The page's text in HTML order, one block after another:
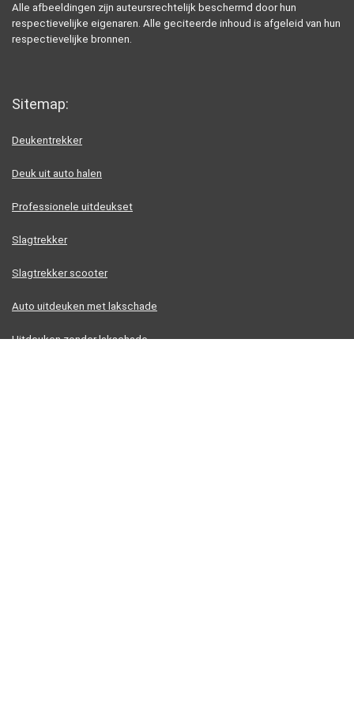
Alle afbeeldingen zijn auteursrechtelijk beschermd door hun
respectievelijke eigenaren. Alle geciteerde inhoud is afgeleid van hun
respectievelijke bronnen.
Sitemap:
Deukentrekker
Deuk uit auto halen
Professionele uitdeukset
Slagtrekker
Slagtrekker scooter
Auto uitdeuken met lakschade
Uitdeuken zonder lakschade